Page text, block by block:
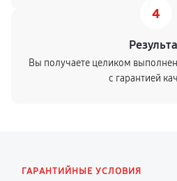
4
Вы получаете целиком
с гарантией
ГАРАНТИЙНЫЕ УСЛОВИЯ